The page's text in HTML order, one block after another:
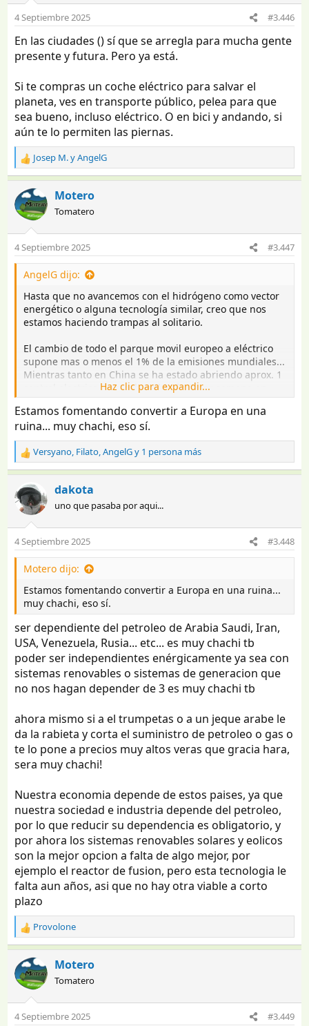
o
n
s
:
4 Septiembre 2025 #3.446
En las ciudades () sí que se arregla para mucha gente
presente y futura. Pero ya está.
Si te compras un coche eléctrico para salvar el
planeta, ves en transporte público, pelea para que
sea bueno, incluso eléctrico. O en bici y andando, si
aún te lo permiten las piernas.
R
e
a
c
c
o
n
e
s
Josep M.yAngelG
Motero
Tomatero
4 Septiembre 2025 #3.447
AngelG dijo:
Hasta que no avancemos con el hidrógeno como vector
energético o alguna tecnología similar, creo que nos
estamos haciendo trampas al solitario.
El cambio de todo el parque movil europeo a eléctrico
supone mas o menos el 1% de la emisiones mundiales...
Mientras tanto en China se ha estado abriendo aprox. 1
central electrica de combustible fosil por semana en
estos ultimos años y las emisiones de CO2 de cada
central termica equivale a la contaminacion de mas de 3
millones de coches de uso particular (que se dice
pronto).
¿Estamos arreglando algo de verdad o estamos
Haz clic para expandir...
Estamos fomentando convertir a Europa en una
ruina... muy chachi, eso sí.
R
e
c
c
o
n
e
Versyano, Filato,AngelGy 1 persona más
dakota
uno que pasaba por aqui...
4 Septiembre 2025 #3.448
Motero dijo:
Estamos fomentando convertir a Europa en una ruina...
muy chachi, eso sí.
ser dependiente del petroleo de Arabia Saudi, Iran,
USA, Venezuela, Rusia... etc... es muy chachi tb
poder ser independientes enérgicamente ya sea con
sistemas renovables o sistemas de generacion que
no nos hagan depender de 3 es muy chachi tb
ahora mismo si a el trumpetas o a un jeque arabe le
da la rabieta y corta el suministro de petroleo o gas o
te lo pone a precios muy altos veras que gracia hara,
sera muy chachi!
Nuestra economia depende de estos paises, ya que
nuestra sociedad e industria depende del petroleo,
por lo que reducir su dependencia es obligatorio, y
por ahora los sistemas renovables solares y eolicos
son la mejor opcion a falta de algo mejor, por
ejemplo el reactor de fusion, pero esta tecnologia le
falta aun años, asi que no hay otra viable a corto
plazo
R
e
a
c
c
o
n
Provolone
Motero
Tomatero
4 Septiembre 2025 #3.449